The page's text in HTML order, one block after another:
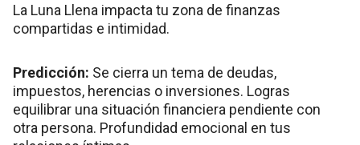
La Luna Llena impacta tu zona de finanzas
compartidas e intimidad.
Predicción: Se cierra un tema de deudas,
impuestos, herencias o inversiones. Logras
equilibrar una situación financiera pendiente con
otra persona. Profundidad emocional en tus